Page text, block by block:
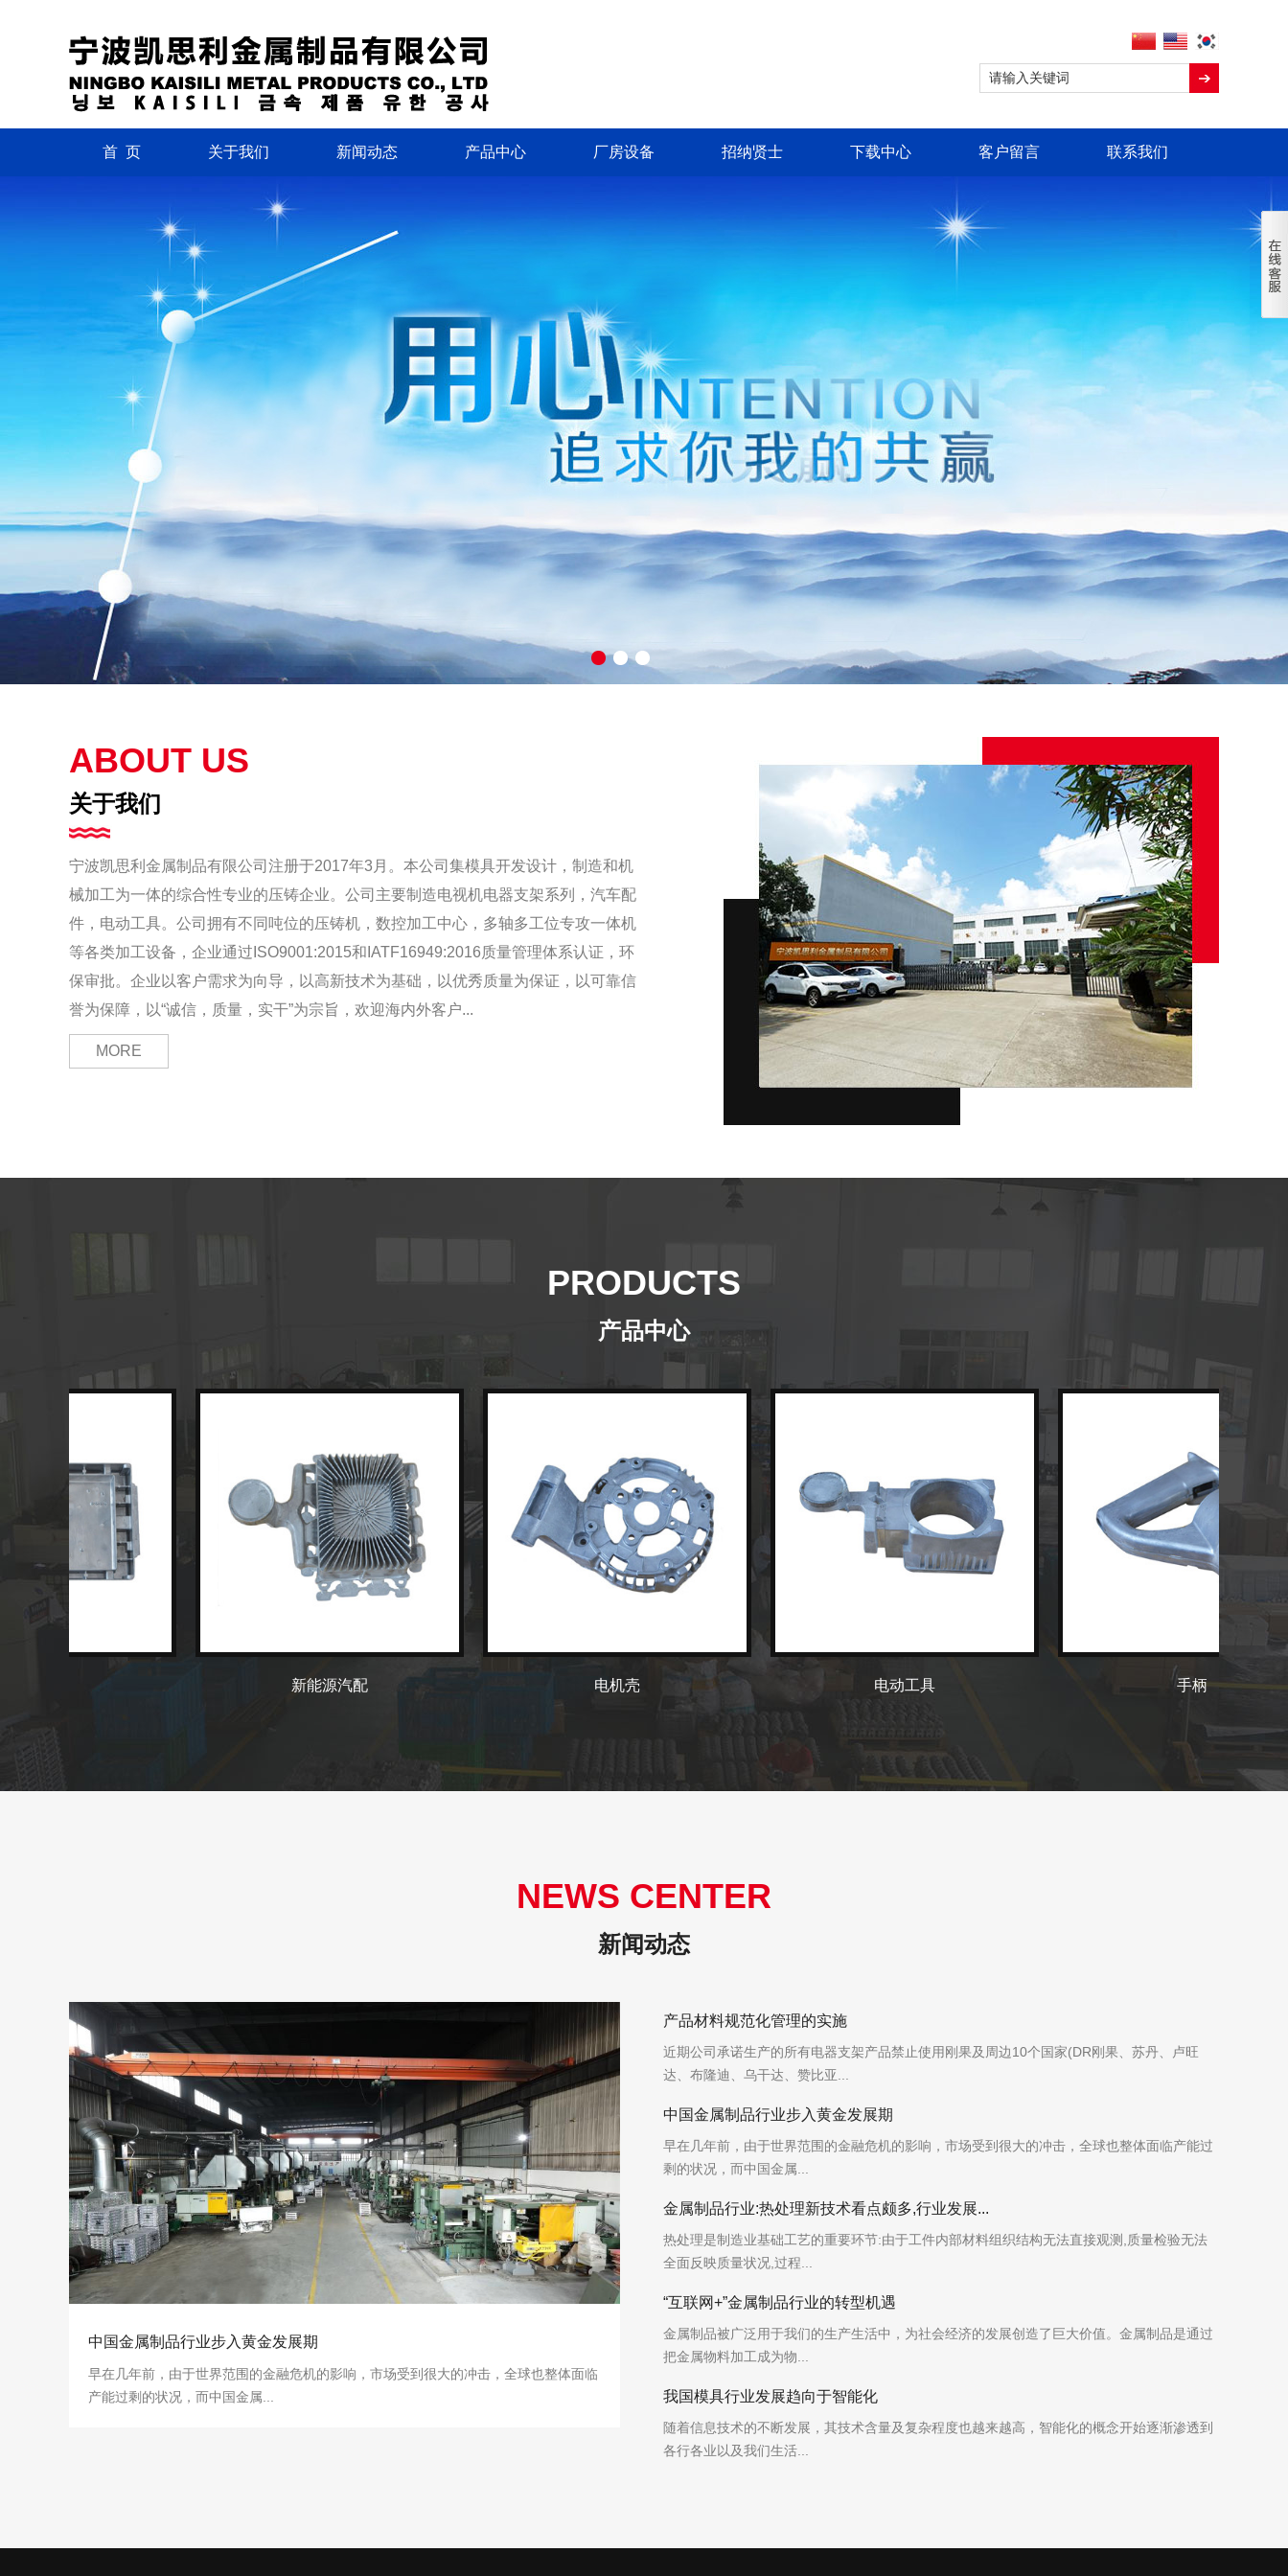
首 页 关于我们 新闻动态 产品中心 厂房设备 招纳贤士 下载中心 客户留言 联系我们
ABOUT US
关于我们
宁波凯思利金属制品有限公司注册于2017年3月。本公司集模具开发设计，制造和机
械加工为一体的综合性专业的压铸企业。公司主要制造电视机电器支架系列，汽车配
件，电动工具。公司拥有不同吨位的压铸机，数控加工中心，多轴多工位专攻一体机
等各类加工设备，企业通过ISO9001:2015和IATF16949:2016质量管理体系认证，环
保审批。企业以客户需求为向导，以高新技术为基础，以优秀质量为保证，以可靠信
誉为保障，以“诚信，质量，实干”为宗旨，欢迎海内外客户...
MORE
PRODUCTS
产品中心
新能源汽配 电机壳 电动工具 手柄
NEWS CENTER
新闻动态
中国金属制品行业步入黄金发展期
早在几年前，由于世界范围的金融危机的影响，市场受到很大的冲击，全球也整体面临
产能过剩的状况，而中国金属...
产品材料规范化管理的实施
近期公司承诺生产的所有电器支架产品禁止使用刚果及周边10个国家(DR刚果、苏丹、卢旺
达、布隆迪、乌干达、赞比亚...
中国金属制品行业步入黄金发展期
早在几年前，由于世界范围的金融危机的影响，市场受到很大的冲击，全球也整体面临产能过
剩的状况，而中国金属...
金属制品行业:热处理新技术看点颇多,行业发展...
热处理是制造业基础工艺的重要环节:由于工件内部材料组织结构无法直接观测,质量检验无法
全面反映质量状况,过程...
“互联网+”金属制品行业的转型机遇
金属制品被广泛用于我们的生产生活中，为社会经济的发展创造了巨大价值。金属制品是通过
把金属物料加工成为物...
我国模具行业发展趋向于智能化
随着信息技术的不断发展，其技术含量及复杂程度也越来越高，智能化的概念开始逐渐渗透到
各行各业以及我们生活...